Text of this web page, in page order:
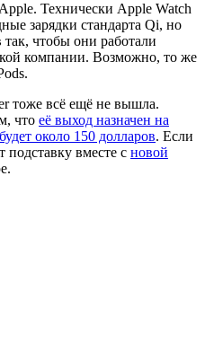
Технически Apple Watch
зарядки стандарта Qi, но
так, чтобы они работали
компании. Возможно, то же
тоже всё ещё не вышла.
что её выход назначен на
около 150 долларов. Если
подставку вместе с новой